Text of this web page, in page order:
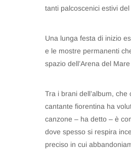
tanti palcoscenici estivi
Una lunga festa di inizio
e le mostre permanenti
spazio dell’Arena del
Tra i brani dell’album,
cantante fiorentina ha
canzone – ha detto – è
dove spesso si respira
preciso in cui